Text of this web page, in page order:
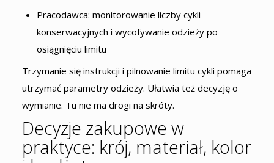
Pracodawca: monitorowanie liczby cykli
konserwacyjnych i wycofywanie odzieży po
osiągnięciu limitu
Trzymanie się instrukcji i pilnowanie limitu cykli pomaga
utrzymać parametry odzieży. Ułatwia też decyzję o
wymianie. Tu nie ma drogi na skróty.
Decyzje zakupowe w
praktyce: krój, materiał, kolor